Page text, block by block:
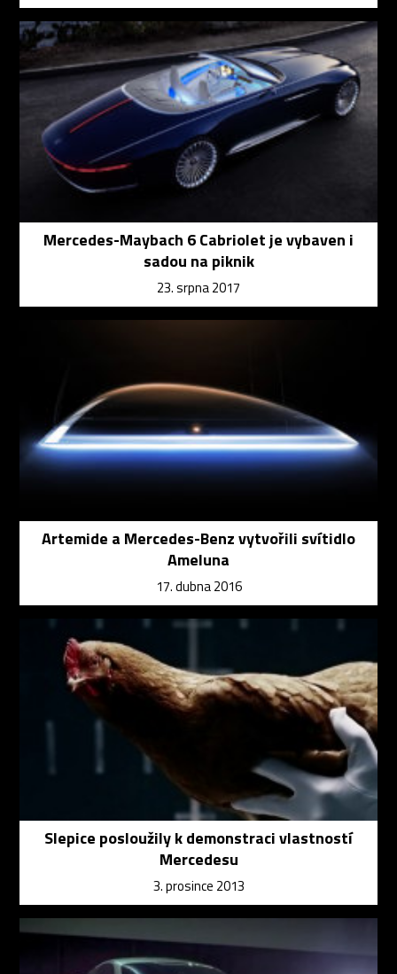
Mercedes-Maybach 6 Cabriolet je vybaven i
sadou na piknik
23. srpna 2017
Artemide a Mercedes-Benz vytvořili svítidlo
Ameluna
17. dubna 2016
Slepice posloužily k demonstraci vlastností
Mercedesu
3. prosince 2013